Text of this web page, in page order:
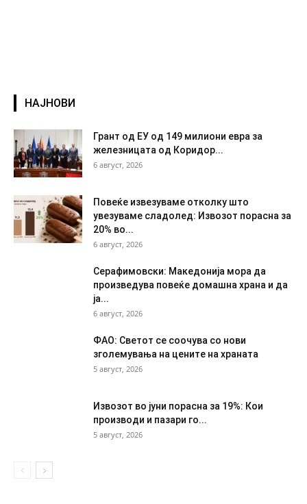
НАЈНОВИ
Грант од ЕУ од 149 милиони евра за
железницата од Коридор...
6 август, 2026
Повеќе извезуваме отколку што
увезуваме сладолед: Извозот порасна за
20% во...
6 август, 2026
Серафимовски: Македонија мора да
произведува повеќе домашна храна и да
ја...
6 август, 2026
ФАО: Светот се соочува со нови
зголемувања на цените на храната
5 август, 2026
Извозот во јуни порасна за 19%: Кои
производи и пазари го...
5 август, 2026